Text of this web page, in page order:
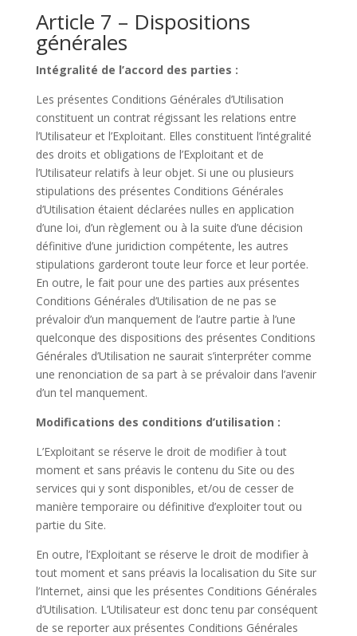
Article 7 – Dispositions
générales
Intégralité de l’accord des parties :
Les présentes Conditions Générales d’Utilisation
constituent un contrat régissant les relations entre
l’Utilisateur et l’Exploitant. Elles constituent l’intégralité
des droits et obligations de l’Exploitant et de
l’Utilisateur relatifs à leur objet. Si une ou plusieurs
stipulations des présentes Conditions Générales
d’Utilisation étaient déclarées nulles en application
d’une loi, d’un règlement ou à la suite d’une décision
définitive d’une juridiction compétente, les autres
stipulations garderont toute leur force et leur portée.
En outre, le fait pour une des parties aux présentes
Conditions Générales d’Utilisation de ne pas se
prévaloir d’un manquement de l’autre partie à l’une
quelconque des dispositions des présentes Conditions
Générales d’Utilisation ne saurait s’interpréter comme
une renonciation de sa part à se prévaloir dans l’avenir
d’un tel manquement.
Modifications des conditions d’utilisation :
L’Exploitant se réserve le droit de modifier à tout
moment et sans préavis le contenu du Site ou des
services qui y sont disponibles, et/ou de cesser de
manière temporaire ou définitive d’exploiter tout ou
partie du Site.
En outre, l’Exploitant se réserve le droit de modifier à
tout moment et sans préavis la localisation du Site sur
l’Internet, ainsi que les présentes Conditions Générales
d’Utilisation. L’Utilisateur est donc tenu par conséquent
de se reporter aux présentes Conditions Générales